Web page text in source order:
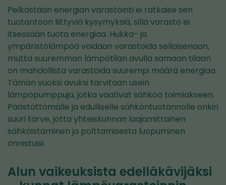
palveluun)
Pelkästään energian varastointi ei ratkaise sen
tuotantoon liittyviä kysymyksiä, sillä varasto ei
itsessään tuota energiaa. Hukka- ja
ympäristölämpöä voidaan varastoida sellaisenaan,
mutta suuremman lämpötilan avulla samaan tilaan
on mahdollista varastoida suurempi määrä energiaa.
Tämän vuoksi avuksi tarvitaan usein
lämpöpumppuja, jotka vaativat sähköä toimiakseen.
Päästöttömälle ja edulliselle sähköntuotannolle onkin
suuri tarve, jotta yhteiskunnan laajamittainen
sähköistäminen ja polttamisesta luopuminen
onnistuisi.
Alun vaikeuksista edelläkävijäksi